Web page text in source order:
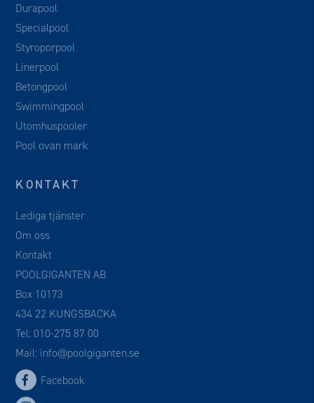
Durapool
Specialpool
Styroporpool
Linerpool
Betongpool
Swimmingpool
Utomhuspooler
Pool ovan mark
KONTAKT
Lediga tjänster
Om oss
Kontakt
POOLGIGANTEN AB
Box 10173
434 22 KUNGSBACKA
Tel:010-275 87 00
Mail: info@poolgiganten.se
Facebook